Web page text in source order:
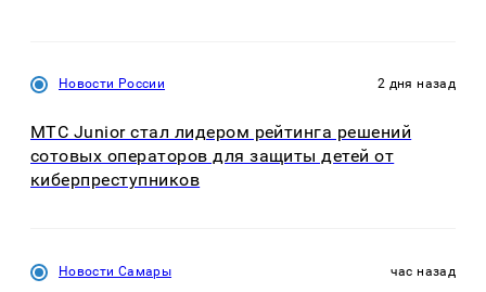
Новости России 2 дня назад
МТС Junior стал лидером рейтинга решений
сотовых операторов для защиты детей от
киберпреступников
Новости Самары час назад